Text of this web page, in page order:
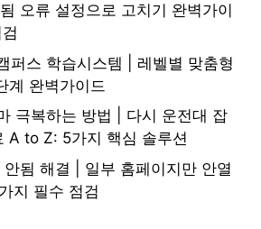
오류 설정으로 고치기 완벽가이
퍼스 학습시스템 | 레벨별 맞춤형
계 완벽가이드
극복하는 방법 | 다시 운전대 잡
A to Z: 5가지 핵심 솔루션
됨 해결 | 일부 홈페이지만 안열
지 필수 점검